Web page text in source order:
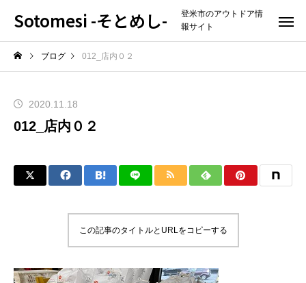
Sotomesi -そとめし-
登米市のアウトドア情
報サイト
ブログ 012_店内０２
2020.11.18
012_店内０２
この記事のタイトルとURLをコピーする